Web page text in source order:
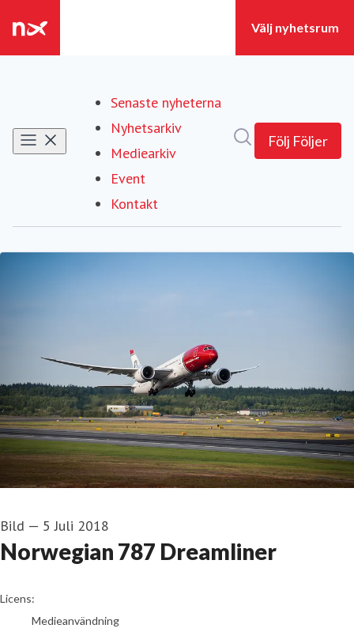
Senaste nyheterna
Nyhetsarkiv
Mediearkiv
Event
Kontakt
Följ Följer
Bild — 5 Juli 2018
Norwegian 787 Dreamliner
Norwegian
Licens:
Medieanvändning